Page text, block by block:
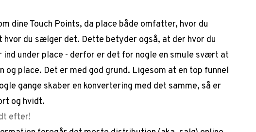
dine Touch Points, da place både omfatter, hvor du
hvor du sælger det. Dette betyder også, at der hvor du
under place - derfor er det for nogle en smule svært at
og place. Det er med god grund. Ligesom at en top funnel
gange skaber en konvertering med det samme, så er
og hvidt.
efter!